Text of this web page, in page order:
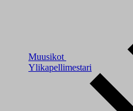
Muusikot
Ylikapellimestari